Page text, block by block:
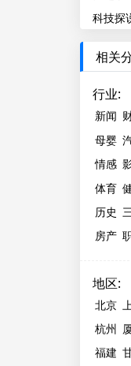
科技探
相关
行业:
新闻
母婴
情感
体育
历史
房产
地区:
北京
杭州
福建